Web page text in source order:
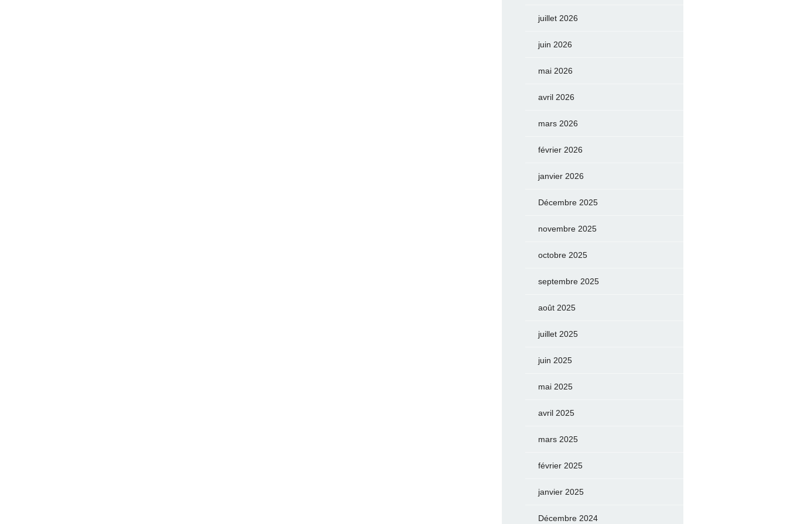
juillet 2026
juin 2026
mai 2026
avril 2026
mars 2026
février 2026
janvier 2026
Décembre 2025
novembre 2025
octobre 2025
septembre 2025
août 2025
juillet 2025
juin 2025
mai 2025
avril 2025
mars 2025
février 2025
janvier 2025
Décembre 2024